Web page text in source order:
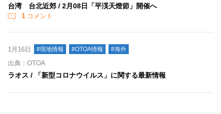
台湾 台北近郊 / 2月08日「平渓天燈節」開催へ
1 コメント
1月16日 #現地情報 #OTOA情報 #海外
出典：OTOA
ラオス / 「新型コロナウイルス」に関する最新情報